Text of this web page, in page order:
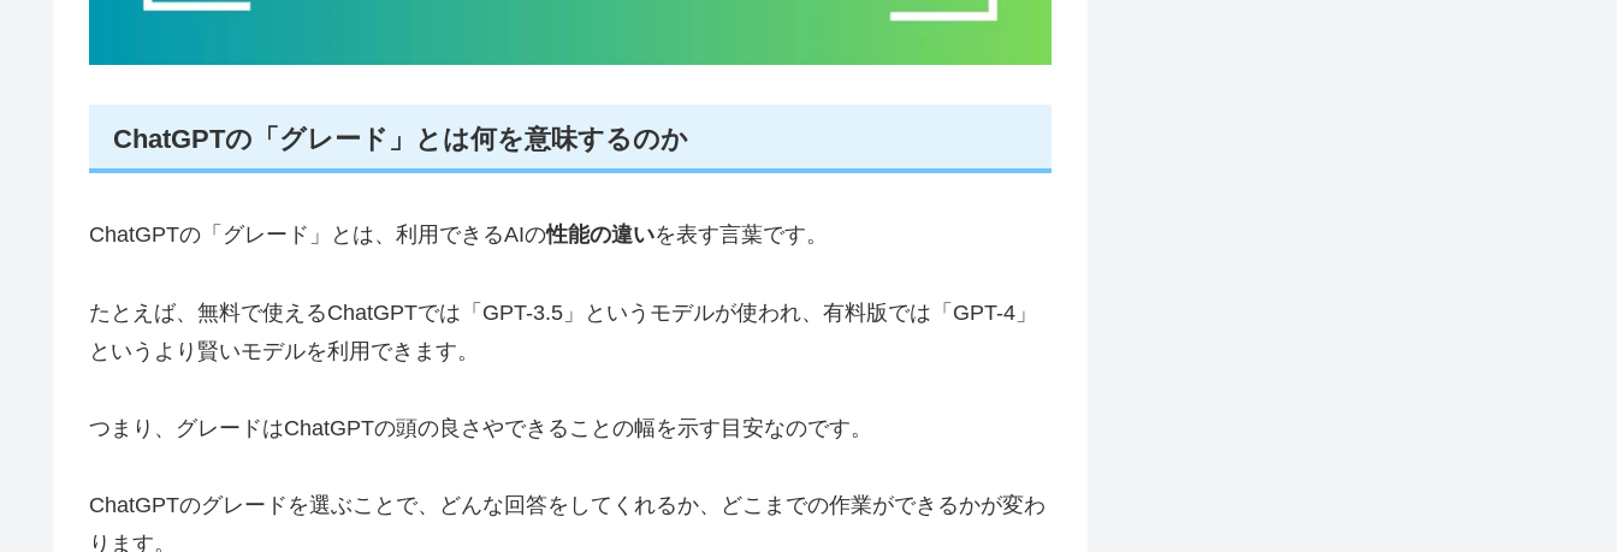
ChatGPTの「グレード」とは何を意味するのか
ChatGPTの「グレード」とは、利用できるAIの性能の違いを表す言葉です。
たとえば、無料で使えるChatGPTでは「GPT-3.5」というモデルが使われ、有料版では「GPT-4」
というより賢いモデルを利用できます。
つまり、グレードはChatGPTの頭の良さやできることの幅を示す目安なのです。
ChatGPTのグレードを選ぶことで、どんな回答をしてくれるか、どこまでの作業ができるかが変わ
ります。